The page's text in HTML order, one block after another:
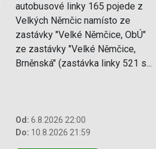
autobusové linky 165 pojede z
Velkých Němčic namísto ze
zastávky "Velké Němčice, ObÚ"
ze zastávky "Velké Němčice,
Brněnská" (zastávka linky 521 s...
Od: 6.8.2026 22:00
Do: 10.8.2026 21:59